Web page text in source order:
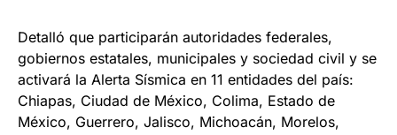
Detalló que participarán autoridades federales,
gobiernos estatales, municipales y sociedad civil y se
activará la Alerta Sísmica en 11 entidades del país:
Chiapas, Ciudad de México, Colima, Estado de
México, Guerrero, Jalisco, Michoacán, Morelos,